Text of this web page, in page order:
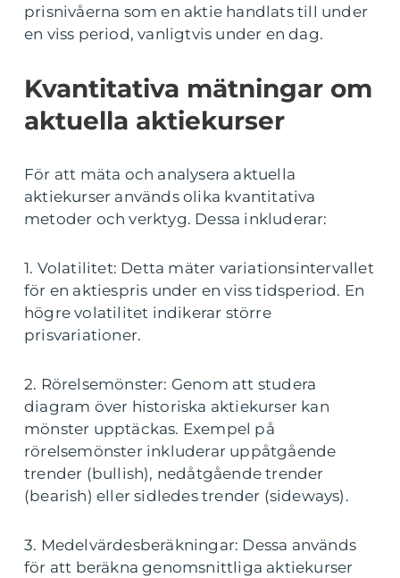
prisnivåerna som en aktie handlats till under
en viss period, vanligtvis under en dag.
Kvantitativa mätningar om
aktuella aktiekurser
För att mäta och analysera aktuella
aktiekurser används olika kvantitativa
metoder och verktyg. Dessa inkluderar:
1. Volatilitet: Detta mäter variationsintervallet
för en aktiespris under en viss tidsperiod. En
högre volatilitet indikerar större
prisvariationer.
2. Rörelsemönster: Genom att studera
diagram över historiska aktiekurser kan
mönster upptäckas. Exempel på
rörelsemönster inkluderar uppåtgående
trender (bullish), nedåtgående trender
(bearish) eller sidledes trender (sideways).
3. Medelvärdesberäkningar: Dessa används
för att beräkna genomsnittliga aktiekurser